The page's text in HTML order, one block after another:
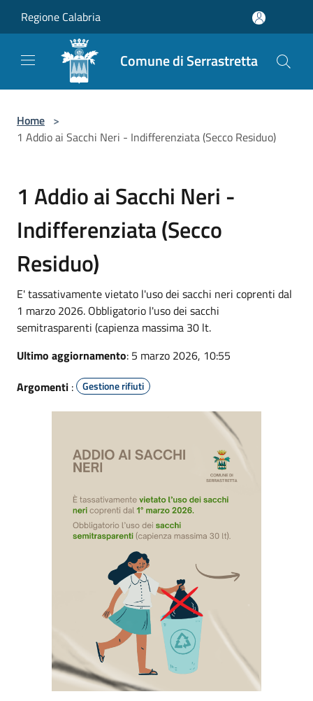
Regione Calabria
Comune di Serrastretta
Home >
1 Addio ai Sacchi Neri - Indifferenziata (Secco Residuo)
1 Addio ai Sacchi Neri -
Indifferenziata (Secco
Residuo)
E' tassativamente vietato l'uso dei sacchi neri coprenti dal
1 marzo 2026. Obbligatorio l'uso dei sacchi
semitrasparenti (capienza massima 30 lt.
Ultimo aggiornamento: 5 marzo 2026, 10:55
Argomenti : Gestione rifiuti